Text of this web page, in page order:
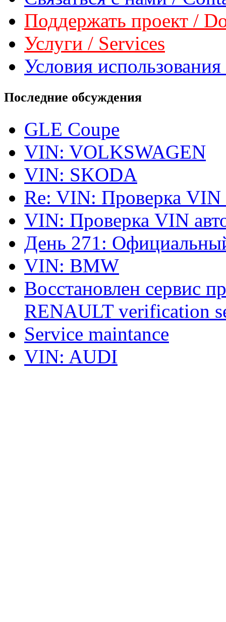
Поддержать проект /
Услуги / Services
Условия
Последние обсуждения
GLE Coupe
VIN: VOLKSWAGEN
VIN: SKODA
Re: VIN: Проверка VIN
VIN: Проверка VIN
День 271:
VIN: BMW
Восстановлен сервис
RENAULT verification
Service maintance
VIN: AUDI